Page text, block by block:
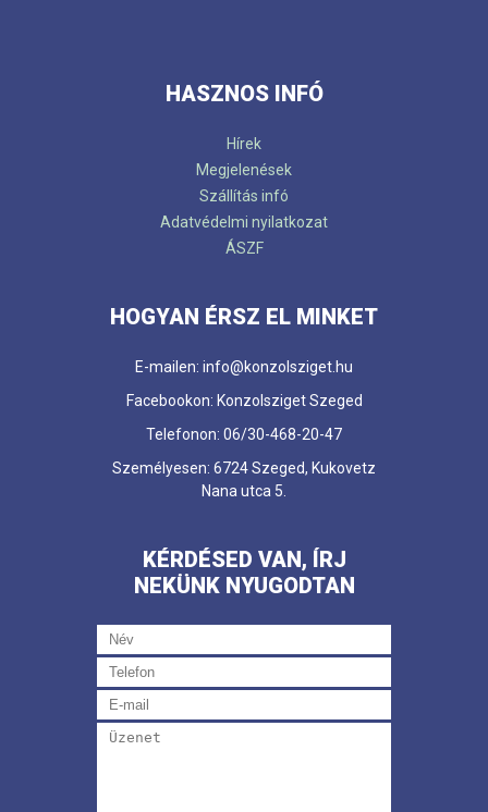
HASZNOS INFÓ
Hírek
Megjelenések
Szállítás infó
Adatvédelmi nyilatkozat
ÁSZF
HOGYAN ÉRSZ EL MINKET
E-mailen: info@konzolsziget.hu
Facebookon: Konzolsziget Szeged
Telefonon: 06/30-468-20-47
Személyesen: 6724 Szeged, Kukovetz
Nana utca 5.
KÉRDÉSED VAN, ÍRJ
NEKÜNK NYUGODTAN